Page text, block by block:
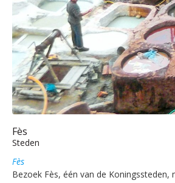
Fès
Steden
Fès
Bezoek Fès, één van de